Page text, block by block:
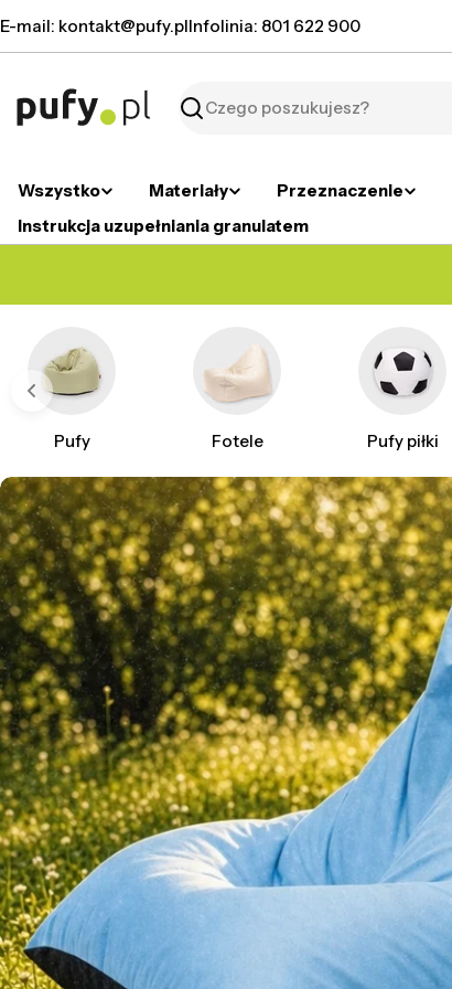
do
E-mail: kontakt@pufy.plInfolinia: 801 622 900
Szukaj
Wszystko Materiały Przeznaczenie
Instrukcja uzupełniania granulatem
Pufy Fotele Pufy piłki